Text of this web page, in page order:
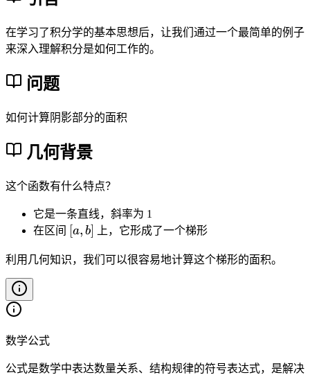
在学习了积分学的基本思想后，让我们通过一个最简单的例子
来深入理解积分是如何工作的。
问题
如何计算阴影部分的面积
几何背景
这个函数有什么特点？
它是一条直线，斜率为 1
在区间 [
,
[a, b] 上，它形成了一个梯形
利用几何知识，我们可以很容易地计算这个梯形的面积。
数学公式
公式是数学中表达数量关系、结构规律的符号表达式，是解决